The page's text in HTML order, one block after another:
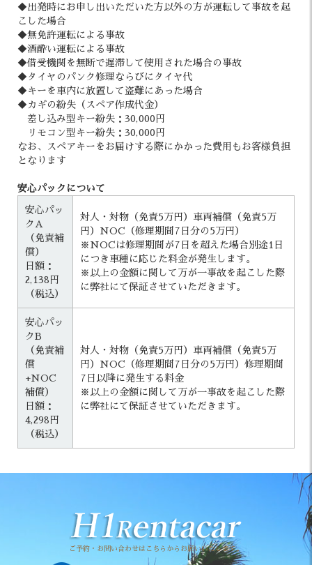
◆出発時にお申し出いただいた方以外の方が運転して事故を起
こした場合
◆無免許運転による事故
◆酒酔い運転による事故
◆借受機関を無断で遅滞して使用された場合の事故
◆タイヤのパンク修理ならびにタイヤ代
◆キーを車内に放置して盗難にあった場合
◆カギの紛失（スペア作成代金）
差し込み型キー紛失：30,000円
リモコン型キー紛失：30,000円
なお、スペアキーをお届けする際にかかった費用もお客様負担
となります
安心パックについて
安心パッ
クA
（免責補
償）
日額：
2,138円
（税込）
対人・対物（免責5万円）車両補償（免責5万
円）NOC（修理期間7日分の5万円）
※NOCは修理期間が7日を超えた場合別途1日
につき車種に応じた料金が発生します。
※以上の金額に関して万が一事故を起こした際
に弊社にて保証させていただきます。
安心パッ
クB
（免責補
償
+NOC
補償）
日額：
4,298円
（税込）
対人・対物（免責5万円）車両補償（免責5万
円）NOC（修理期間7日分の5万円）修理期間
7日以降に発生する料金
※以上の金額に関して万が一事故を起こした際
に弊社にて保証させていただきます。
ご予約・お問い合わせはこちらからお願いいたします。